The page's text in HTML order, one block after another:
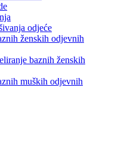
odjeće
ženskih odjevnih
baznih ženskih
muških odjevnih